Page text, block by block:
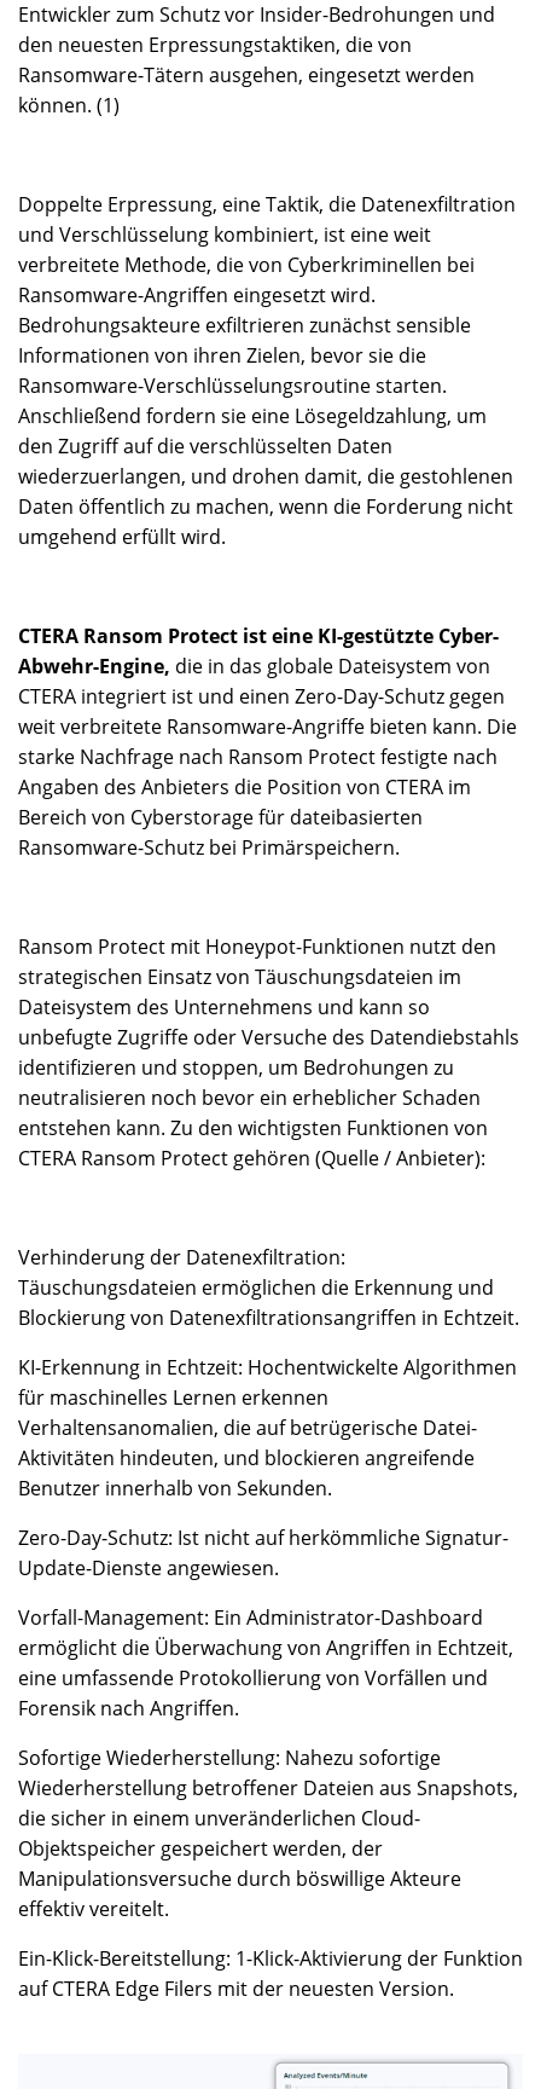
Entwickler zum Schutz vor Insider-Bedrohungen und
den neuesten Erpressungstaktiken, die von
Ransomware-Tätern ausgehen, eingesetzt werden
können. (1)
Doppelte Erpressung, eine Taktik, die Datenexfiltration
und Verschlüsselung kombiniert, ist eine weit
verbreitete Methode, die von Cyberkriminellen bei
Ransomware-Angriffen eingesetzt wird.
Bedrohungsakteure exfiltrieren zunächst sensible
Informationen von ihren Zielen, bevor sie die
Ransomware-Verschlüsselungsroutine starten.
Anschließend fordern sie eine Lösegeldzahlung, um
den Zugriff auf die verschlüsselten Daten
wiederzuerlangen, und drohen damit, die gestohlenen
Daten öffentlich zu machen, wenn die Forderung nicht
umgehend erfüllt wird.
CTERA Ransom Protect ist eine KI-gestützte Cyber-
Abwehr-Engine, die in das globale Dateisystem von
CTERA integriert ist und einen Zero-Day-Schutz gegen
weit verbreitete Ransomware-Angriffe bieten kann. Die
starke Nachfrage nach Ransom Protect festigte nach
Angaben des Anbieters die Position von CTERA im
Bereich von Cyberstorage für dateibasierten
Ransomware-Schutz bei Primärspeichern.
Ransom Protect mit Honeypot-Funktionen nutzt den
strategischen Einsatz von Täuschungsdateien im
Dateisystem des Unternehmens und kann so
unbefugte Zugriffe oder Versuche des Datendiebstahls
identifizieren und stoppen, um Bedrohungen zu
neutralisieren noch bevor ein erheblicher Schaden
entstehen kann. Zu den wichtigsten Funktionen von
CTERA Ransom Protect gehören (Quelle / Anbieter):
Verhinderung der Datenexfiltration:
Täuschungsdateien ermöglichen die Erkennung und
Blockierung von Datenexfiltrationsangriffen in Echtzeit.
KI-Erkennung in Echtzeit: Hochentwickelte Algorithmen
für maschinelles Lernen erkennen
Verhaltensanomalien, die auf betrügerische Datei-
Aktivitäten hindeuten, und blockieren angreifende
Benutzer innerhalb von Sekunden.
Zero-Day-Schutz: Ist nicht auf herkömmliche Signatur-
Update-Dienste angewiesen.
Vorfall-Management: Ein Administrator-Dashboard
ermöglicht die Überwachung von Angriffen in Echtzeit,
eine umfassende Protokollierung von Vorfällen und
Forensik nach Angriffen.
Sofortige Wiederherstellung: Nahezu sofortige
Wiederherstellung betroffener Dateien aus Snapshots,
die sicher in einem unveränderlichen Cloud-
Objektspeicher gespeichert werden, der
Manipulationsversuche durch böswillige Akteure
effektiv vereitelt.
Ein-Klick-Bereitstellung: 1-Klick-Aktivierung der Funktion
auf CTERA Edge Filers mit der neuesten Version.